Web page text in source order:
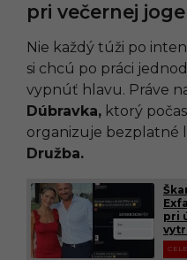
pri večernej joge
Nie každý túži po
si chcú po práci
vypnúť hlavu. Práve
Dúbravka, ktorý
organizuje bezplatné
Družba.
pri